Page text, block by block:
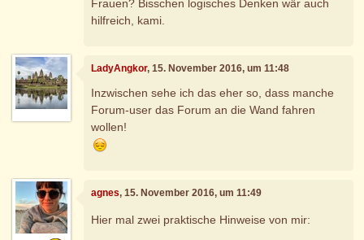
Frauen? Bisschen logisches Denken wär auch
hilfreich, kami.
LadyAngkor, 15. November 2016, um 11:48
Inzwischen sehe ich das eher so, dass manche
Forum-user das Forum an die Wand fahren
wollen!
agnes, 15. November 2016, um 11:49
Hier mal zwei praktische Hinweise von mir: